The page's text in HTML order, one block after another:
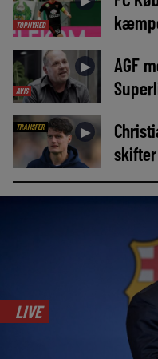
TOPNYHED
AVIS
►
AGF
TRANSFER ►
LIVE